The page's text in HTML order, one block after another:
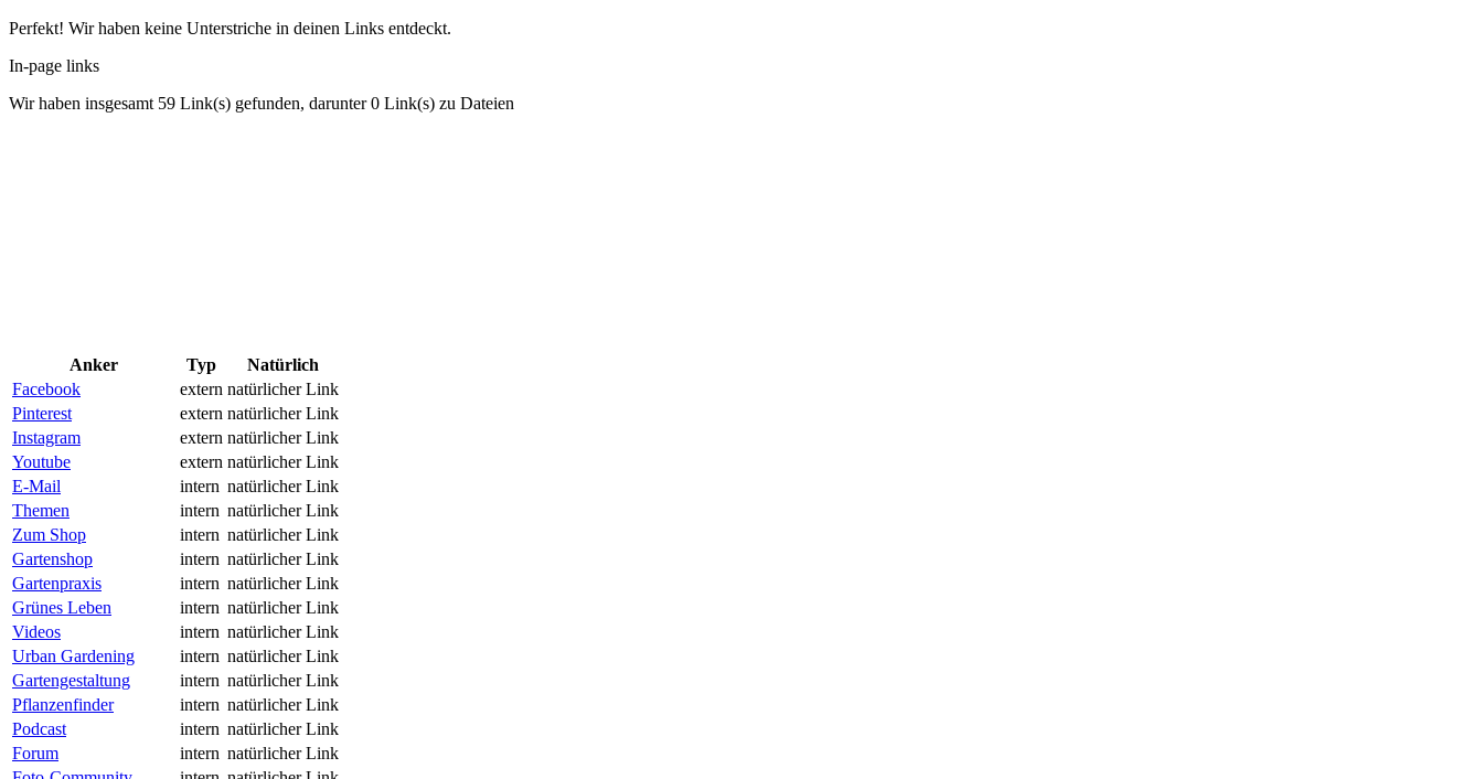
Perfekt! Wir haben keine Unterstriche in deinen Links entdeckt.
In-page links
Wir haben insgesamt 59 Link(s) gefunden, darunter 0 Link(s) zu Dateien
Anker Typ
Natürlich
Facebook
extern natürlicher Link
Pinterest
extern natürlicher Link
Instagram
extern natürlicher Link
Youtube
extern natürlicher Link
E-Mail
intern natürlicher Link
Themen
intern natürlicher Link
Zum Shop
intern natürlicher Link
Gartenshop
intern natürlicher Link
Gartenpraxis
intern natürlicher Link
Grünes Leben
intern natürlicher Link
Videos
intern natürlicher Link
Urban Gardening
intern natürlicher Link
Gartengestaltung
intern natürlicher Link
Pflanzenfinder
intern natürlicher Link
Podcast
intern natürlicher Link
Forum
intern natürlicher Link